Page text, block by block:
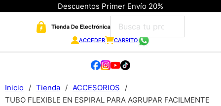
Descuentos Primer Envío 20%
ACCEDER CARRITO
Inicio / Tienda / ACCESORIOS
/
TUBO FLEXIBLE EN ESPIRAL PARA AGRUPAR FACILMENTE